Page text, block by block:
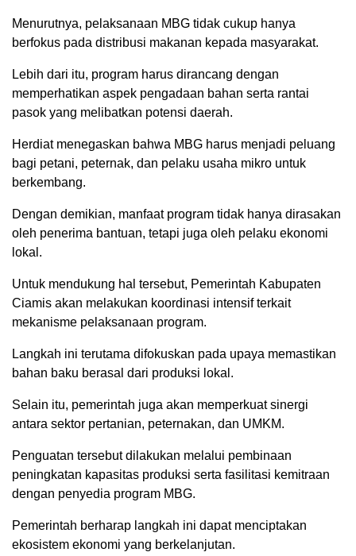
Menurutnya, pelaksanaan MBG tidak cukup hanya
berfokus pada distribusi makanan kepada masyarakat.
Lebih dari itu, program harus dirancang dengan
memperhatikan aspek pengadaan bahan serta rantai
pasok yang melibatkan potensi daerah.
Herdiat menegaskan bahwa MBG harus menjadi peluang
bagi petani, peternak, dan pelaku usaha mikro untuk
berkembang.
Dengan demikian, manfaat program tidak hanya dirasakan
oleh penerima bantuan, tetapi juga oleh pelaku ekonomi
lokal.
Untuk mendukung hal tersebut, Pemerintah Kabupaten
Ciamis akan melakukan koordinasi intensif terkait
mekanisme pelaksanaan program.
Langkah ini terutama difokuskan pada upaya memastikan
bahan baku berasal dari produksi lokal.
Selain itu, pemerintah juga akan memperkuat sinergi
antara sektor pertanian, peternakan, dan UMKM.
Penguatan tersebut dilakukan melalui pembinaan
peningkatan kapasitas produksi serta fasilitasi kemitraan
dengan penyedia program MBG.
Pemerintah berharap langkah ini dapat menciptakan
ekosistem ekonomi yang berkelanjutan.